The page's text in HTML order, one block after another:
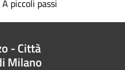
piccoli passi
- Città
Milano